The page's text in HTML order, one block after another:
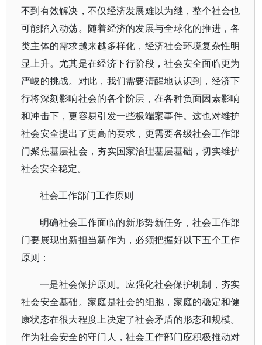
不到有效解决，不仅经济发展难以为继，整个社会也
可能陷入动荡。随着经济的发展与全球化的推进，各
类主体的需求越来越多样化，经济社会环境复杂性明
显上升。尤其是在经济下行阶段，社会安全面临更为
严峻的挑战。对此，我们需要清醒地认识到，经济下
行将深刻影响社会的各个阶层，在各种负面因素影响
和冲击下，更容易引发一些极端案事件。这也对维护
社会安全提出了更高的要求，更需要各级社会工作部
门聚焦基层社会，夯实国家治理基层基础，切实维护
社会安全稳定。
社会工作部门工作原则
明确社会工作面临的新形势新任务，社会工作部
门要展现出新担当新作为，必须把握好以下五个工作
原则：
一是社会保护原则。应强化社会保护机制，夯实
社会安全基础。家庭是社会的细胞，家庭的稳定和健
康状态在很大程度上决定了社会矛盾的形态和规模。
作为社会安全的守门人，社会工作部门应积极推动对